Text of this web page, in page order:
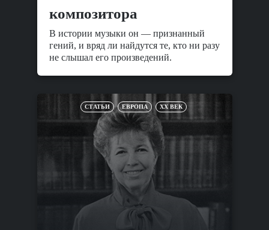
композитора
В истории музыки он — признанный
гений, и вряд ли найдутся те, кто ни разу
не слышал его произведений.
СТАТЬИ ЕВРОПА XX ВЕК